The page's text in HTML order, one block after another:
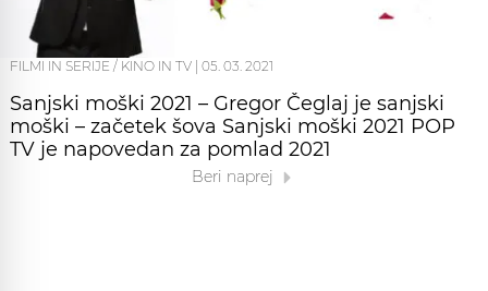
FILMI IN SERIJE / KINO IN TV 05. 03. 2021
Sanjski moški 2021 – Gregor Čeglaj je sanjski
moški – začetek šova Sanjski moški 2021 POP
TV je napovedan za pomlad 2021
Beri naprej